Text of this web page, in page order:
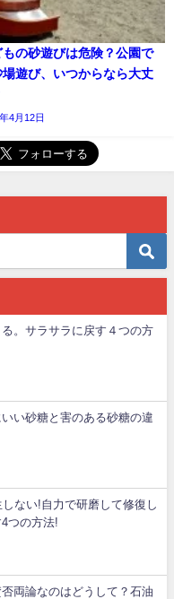
もの砂遊びは危険？公園で
場遊び、いつからなら大丈
4月12日
。サラサラに戻す４つの方
い砂糖と害のある砂糖の違
しない!自力で研磨して修復し
つの方法!
両論なのはどうして？石油